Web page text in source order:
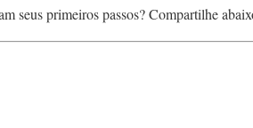
seus primeiros passos? Compartilhe